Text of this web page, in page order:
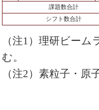
課題数合計
シフト数合計
（注1）理研ビー
む。
（注2）素粒子・